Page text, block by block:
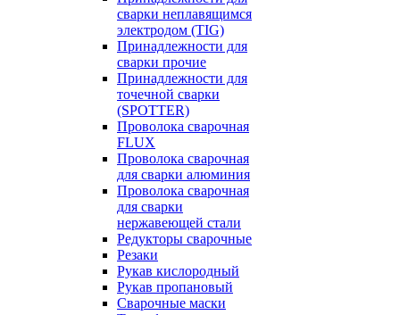
сварки неплавящимся
электродом (TIG)
Принадлежности для
сварки прочие
Принадлежности для
точечной сварки
(SPOTTER)
Проволока сварочная
FLUX
Проволока сварочная
для сварки алюминия
Проволока сварочная
для сварки
нержавеющей стали
Редукторы сварочные
Резаки
Рукав кислородный
Рукав пропановый
Сварочные маски